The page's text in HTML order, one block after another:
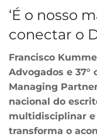
‘É o nosso
conectar o
Francisco
Advogados e 37°
Managing
nacional do
multidisciplinar e
transforma o